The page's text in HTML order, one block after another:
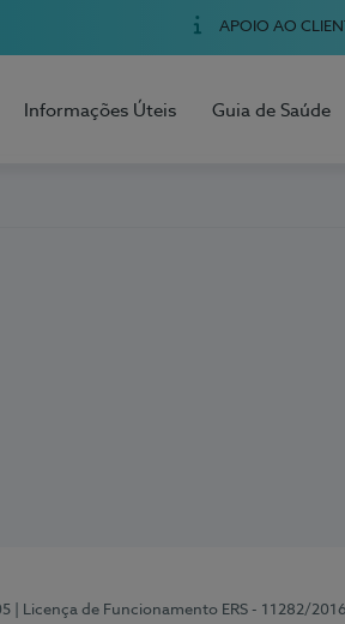
APOIO AO
Informações Úteis Guia de Saúde
| Licença de Funcionamento ERS - 11282/2016